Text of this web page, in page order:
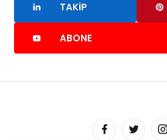
TAKIP
ABONE